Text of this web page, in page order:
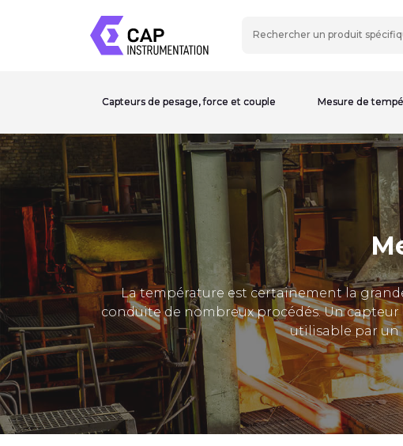
Capteurs de pesage, force et couple Mesure de
La température est certainement la
conduite de nombreux procédés. Un
utilisable par un